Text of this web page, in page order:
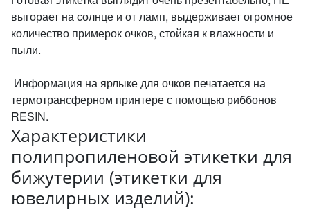
выгорает на солнце и от ламп, выдерживает огромное
количество примерок очков, стойкая к влажности и
пыли.
Информация на ярлыке для очков печатается на
термотрансферном принтере с помощью риббонов
RESIN.
Характеристики
полипропиленовой этикетки для
бижутерии (этикетки для
ювелирных изделий):